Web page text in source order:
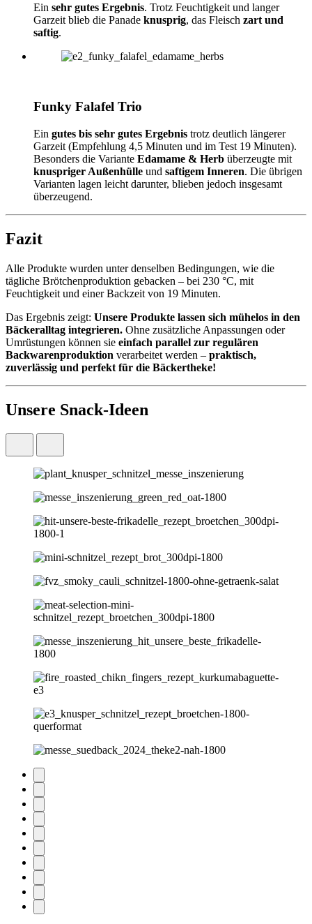
Ein sehr gutes Ergebnis. Trotz Feuchtigkeit und langer
Garzeit blieb die Panade knusprig, das Fleisch zart und
saftig.
Funky Falafel Trio
Ein gutes bis sehr gutes Ergebnis trotz deutlich längerer
Garzeit (Empfehlung 4,5 Minuten und im Test 19 Minuten).
Besonders die Variante Edamame & Herb überzeugte mit
knuspriger Außenhülle und saftigem Inneren. Die übrigen
Varianten lagen leicht darunter, blieben jedoch insgesamt
überzeugend.
Fazit
Alle Produkte wurden unter denselben Bedingungen, wie die
tägliche Brötchenproduktion gebacken – bei 230 °C, mit
Feuchtigkeit und einer Backzeit von 19 Minuten.
Das Ergebnis zeigt: Unsere Produkte lassen sich mühelos in den
Bäckeralltag integrieren. Ohne zusätzliche Anpassungen oder
Umrüstungen können sie einfach parallel zur regulären
Backwarenproduktion verarbeitet werden – praktisch,
zuverlässig und perfekt für die Bäckertheke!
Unsere Snack-Ideen